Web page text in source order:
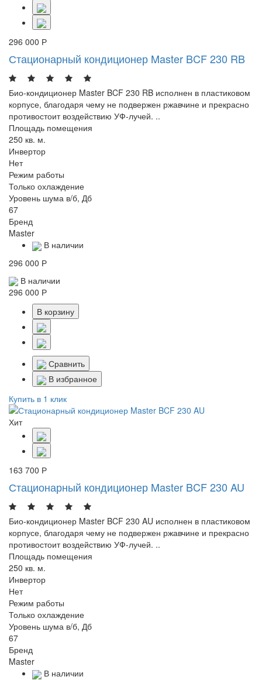
296 000 Р
Стационарный кондиционер Master BCF 230 RB
Био-кондиционер Master BCF 230 RB исполнен в пластиковом
корпусе, благодаря чему не подвержен ржавчине и прекрасно
противостоит воздействию УФ-лучей. ..
Площадь помещения
250 кв. м.
Инвертор
Нет
Режим работы
Только охлаждение
Уровень шума в/б, Дб
67
Бренд
Master
В наличии
296 000 Р
В наличии
296 000 Р
В корзину
Сравнить
В избранное
Купить в 1 клик
Хит
163 700 Р
Стационарный кондиционер Master BCF 230 AU
Био-кондиционер Master BCF 230 AU исполнен в пластиковом
корпусе, благодаря чему не подвержен ржавчине и прекрасно
противостоит воздействию УФ-лучей. ..
Площадь помещения
250 кв. м.
Инвертор
Нет
Режим работы
Только охлаждение
Уровень шума в/б, Дб
67
Бренд
Master
В наличии